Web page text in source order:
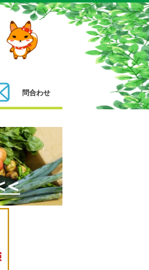
問合わせ